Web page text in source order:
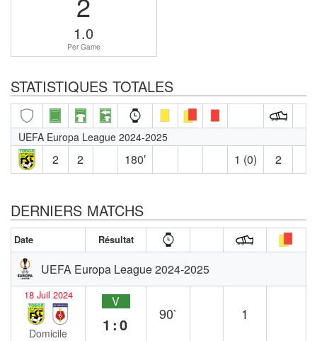
1.0
Per Game
STATISTIQUES TOTALES
UEFA Europa League 2024-2025
2 2 180′ 1 (0) 2
DERNIERS MATCHS
Date Résultat
UEFA Europa League 2024-2025
18 Juil 2024
Domicile
V
1:0
90` 1